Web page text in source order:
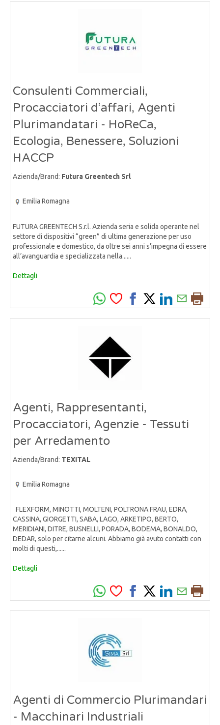
Consulenti Commerciali,
Procacciatori d’affari, Agenti
Plurimandatari - HoReCa,
Ecologia, Benessere, Soluzioni
HACCP
Azienda/Brand: Futura Greentech Srl
Emilia Romagna
FUTURA GREENTECH S.r.l. Azienda seria e solida operante nel
settore di dispositivi “green” di ultima generazione per uso
professionale e domestico, da oltre sei anni s’impegna di essere
all’avanguardia e specializzata nella......
Dettagli
Agenti, Rappresentanti,
Procacciatori, Agenzie - Tessuti
per Arredamento
Azienda/Brand: TEXITAL
Emilia Romagna
FLEXFORM, MINOTTI, MOLTENI, POLTRONA FRAU, EDRA,
CASSINA, GIORGETTI, SABA, LAGO, ARKETIPO, BERTO,
MERIDIANI, DITRE, BUSNELLI, PORADA, BODEMA, BONALDO,
DEDAR, solo per citarne alcuni. Abbiamo già avuto contatti con
molti di questi,......
Dettagli
Agenti di Commercio Plurimandari
- Macchinari Industriali